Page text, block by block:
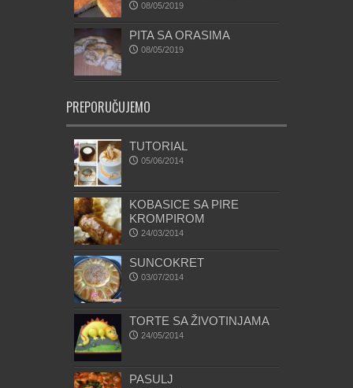
08/05/2019
PITA SA ORASIMA
08/05/2019
PREPORUČUJEMO
TUTORIAL
05/06/2014
KOBASICE SA PIRE
KROMPIROM
24/03/2014
SUNCOKRET
03/07/2014
TORTE SA ŽIVOTINJAMA
24/05/2014
PASULJ